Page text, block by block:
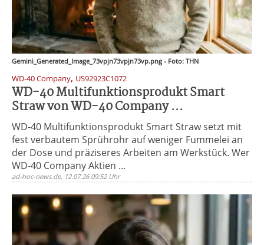
Gemini_Generated_Image_73vpjn73vpjn73vp.png - Foto: THN
WD-40 Company, US92923C1072
WD-40 Multifunktionsprodukt Smart
Straw von WD-40 Company ...
WD-40 Multifunktionsprodukt Smart Straw setzt mit
fest verbautem Sprührohr auf weniger Fummelei an
der Dose und präziseres Arbeiten am Werkstück. Wer
WD-40 Company Aktien ...
ad-hoc-news.de, 12.07.26 09:52 Uhr